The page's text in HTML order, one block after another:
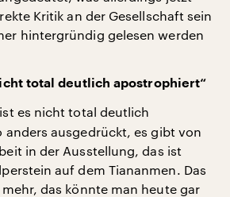
Kritik an der Gesellschaft sein
hintergründig gelesen werden
total deutlich apostrophiert“
es nicht total deutlich
ausgedrückt, es gibt von
in der Ausstellung, das ist
auf dem Tiananmen. Das
das könnte man heute gar